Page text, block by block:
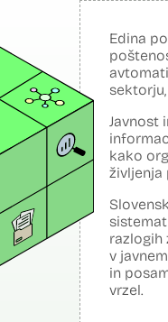
Edina
Javnost
kako
življenja
razlogih
v
in
vrzel.